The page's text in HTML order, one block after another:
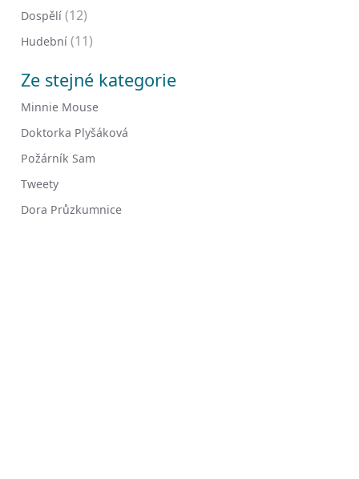
Dospělí (12)
Hudební (11)
Ze stejné kategorie
Minnie Mouse
Doktorka Plyšáková
Požárník Sam
Tweety
Dora Průzkumnice